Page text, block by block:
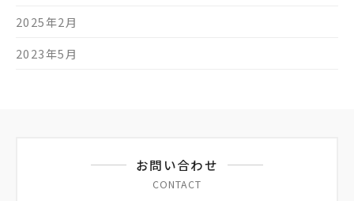
2025年2月
2023年5月
お問い合わせ
CONTACT